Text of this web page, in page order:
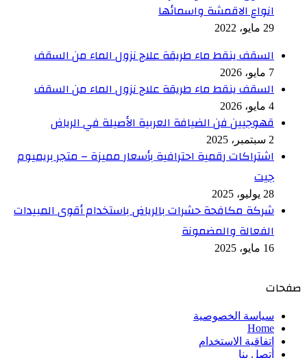
انواع الاقمشة واسمائها
29 مايو، 2022
السقف ينقط ماء طريقة علاج نزول الماء من السقف
7 مايو، 2026
السقف ينقط ماء طريقة علاج نزول الماء من السقف
4 مايو، 2026
قهوجيين فن الضيافة العربية الأصيلة في الرياض
2 سبتمبر، 2025
اشتراكات رقمية احترافية بأسعار مميزة – متجر بريميوم
جيت
28 يوليو، 2025
شركة مكافحة حشرات بالرياض باستخدام أقوى المبيدات
الفعالة والمضمونة
16 مايو، 2025
صفحات
سياسة الخصوصية
Home
اتفاقية الاستخدام
أتصل بنا